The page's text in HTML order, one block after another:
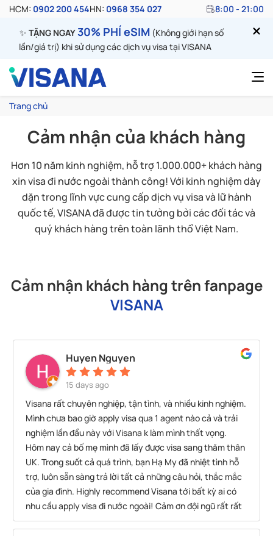
HCM: 0902 200 454HN: 0968 354 027 8:00 - 21:00
✨ TẶNG NGAY30% PHÍ eSIM (Không giới hạn số
lần/giá trị) khi sử dụng các dịch vụ visa tại VISANA
Trang chủ
Cảm nhận của khách hàng
Hơn 10 năm kinh nghiệm, hỗ trợ 1.000.000+ khách hàng
xin visa đi nước ngoài thành công! Với kinh nghiệm dày
dặn trong lĩnh vực cung cấp dịch vụ visa và lữ hành
quốc tế, VISANA đã được tin tưởng bởi các đối tác và
quý khách hàng trên toàn lãnh thổ Việt Nam.
Cảm nhận khách hàng trên fanpage
VISANA
Huyen Nguyen
15 days ago
Visana rất chuyên nghiệp, tận tình, và nhiều kinh nghiệm.
Mình chưa bao giờ apply visa qua 1 agent nào cả và trải
nghiệm lần đầu này với Visana k làm mình thất vọng.
Hôm nay cả bố mẹ mình đã lấy được visa sang thăm thân
UK. Trong suốt cả quá trình, bạn Hạ My đã nhiệt tình hỗ
trợ, luôn sẵn sàng trả lời tất cả những câu hỏi, thắc mắc
của gia đình. Highly recommend Visana tới bất kỳ ai có
nhu cầu apply visa đi nước ngoài! Cảm ơn đội ngũ rất rất
Visana nhiều.